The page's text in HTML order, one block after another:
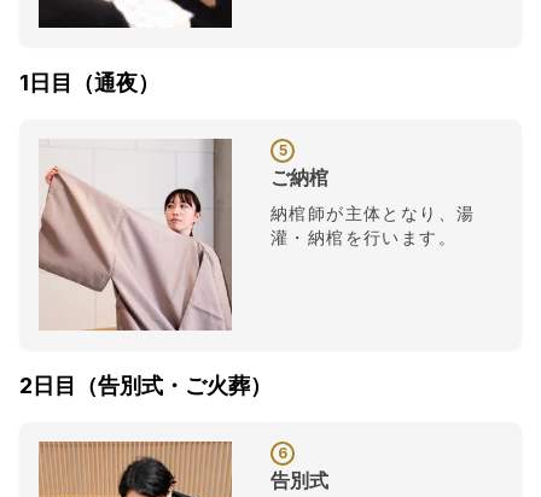
1日目（通夜）
5
ご納棺
納棺師が主体となり、湯
灌・納棺を行います。
2日目（告別式・ご火葬）
6
告別式